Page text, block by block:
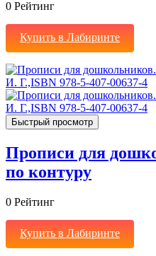
0 Рейтинг
Купить в Лабиринте
Быстрый просмотр
Прописи для
по контуру
0 Рейтинг
Купить в Лабиринте